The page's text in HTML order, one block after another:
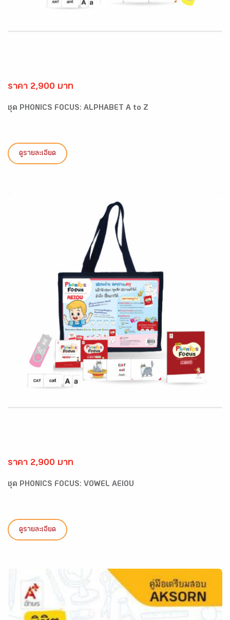
ราคา 2,900 บาท
ชุด PHONICS FOCUS: ALPHABET A to Z
ดูรายละเอียด
ราคา 2,900 บาท
ชุด PHONICS FOCUS: VOWEL AEIOU
ดูรายละเอียด